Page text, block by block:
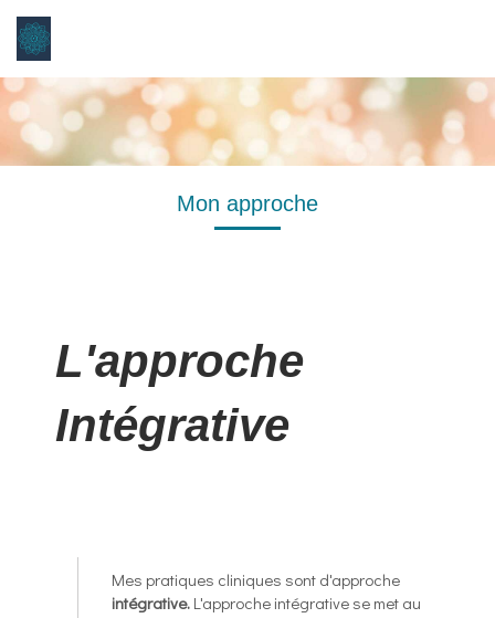
Mon approche
L'approche
Intégrative
Mes pratiques cliniques sont d'approche
intégrative. L'approche intégrative se met au